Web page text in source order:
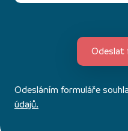
Odeslat
Odesláním formuláře
údajů.